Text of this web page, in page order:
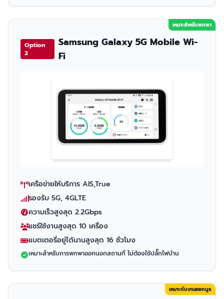
เหมาะสำหรับพกพา
Option
2
Samsung Galaxy 5G Mobile Wi-
Fi
เครือข่ายให้บริการ AIS,True
รองรับ 5G, 4GLTE
ความเร็วสูงสุด 2.2Gbps
แชร์ใช้งานสูงสุด 10 เครื่อง
แบตเตอรี่อยู่ได้นานสูงสุด 16 ชั่วโมง
เหมาะสำหรับการพกพาออกนอกสถานที่ ไม่ต้องใช้ปลั๊กไฟบ้าน
เหมาะกับงานออกบูธ